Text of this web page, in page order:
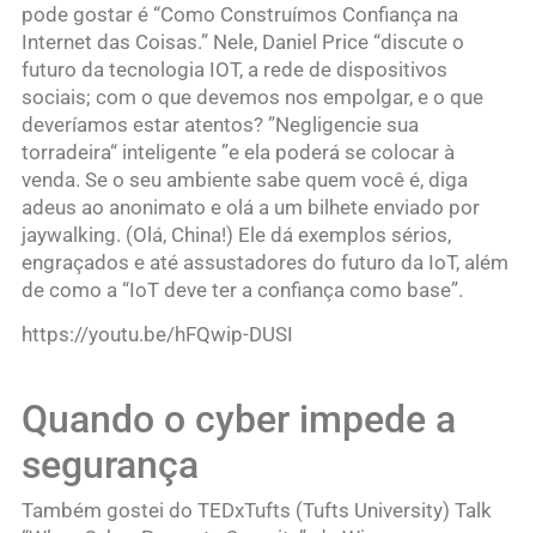
pode gostar é “Como Construímos Confiança na
Internet das Coisas.” Nele, Daniel Price “discute o
futuro da tecnologia IOT, a rede de dispositivos
sociais; com o que devemos nos empolgar, e o que
deveríamos estar atentos? ”Negligencie sua
torradeira“ inteligente ”e ela poderá se colocar à
venda. Se o seu ambiente sabe quem você é, diga
adeus ao anonimato e olá a um bilhete enviado por
jaywalking. (Olá, China!) Ele dá exemplos sérios,
engraçados e até assustadores do futuro da IoT, além
de como a “IoT deve ter a confiança como base”.
https://youtu.be/hFQwip-DUSI
Quando o cyber impede a
segurança
Também gostei do TEDxTufts (Tufts University) Talk